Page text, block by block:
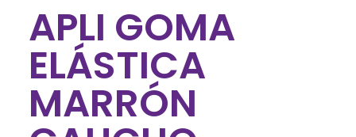
APLI GOMA
ELÁSTICA
MARRÓN